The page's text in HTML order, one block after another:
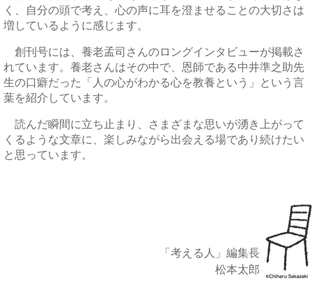
く、自分の頭で考え、心の声に耳を澄ませることの大切さは
増しているように感じます。
創刊号には、養老孟司さんのロングインタビューが掲載さ
れています。養老さんはその中で、恩師である中井準之助先
生の口癖だった「人の心がわかる心を教養という」という言
葉を紹介しています。
読んだ瞬間に立ち止まり、さまざまな思いが湧き上がって
くるような文章に、楽しみながら出会える場であり続けたい
と思っています。
「考える人」編集長
松本太郎